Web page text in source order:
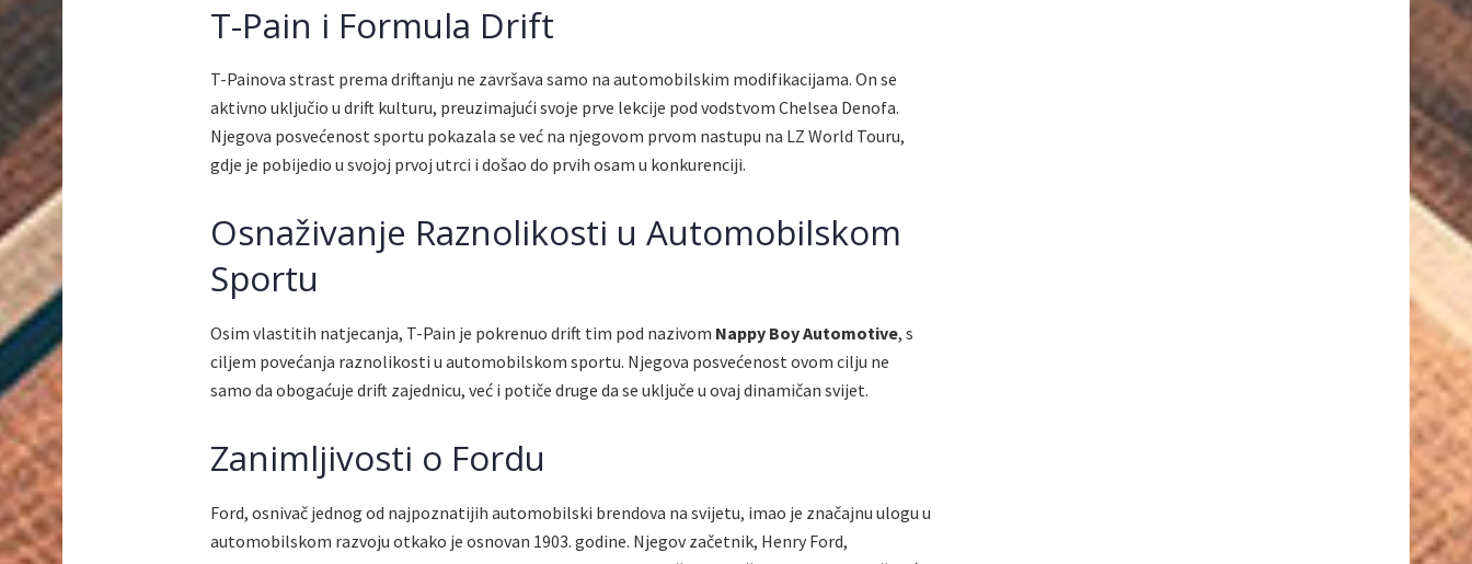
T-Pain i Formula Drift
T-Painova strast prema driftanju ne završava samo na automobilskim modifikacijama. On se
aktivno uključio u drift kulturu, preuzimajući svoje prve lekcije pod vodstvom Chelsea Denofa.
Njegova posvećenost sportu pokazala se već na njegovom prvom nastupu na LZ World Touru,
gdje je pobijedio u svojoj prvoj utrci i došao do prvih osam u konkurenciji.
Osnaživanje Raznolikosti u Automobilskom
Sportu
Osim vlastitih natjecanja, T-Pain je pokrenuo drift tim pod nazivom Nappy Boy Automotive, s
ciljem povećanja raznolikosti u automobilskom sportu. Njegova posvećenost ovom cilju ne
samo da obogaćuje drift zajednicu, već i potiče druge da se uključe u ovaj dinamičan svijet.
Zanimljivosti o Fordu
Ford, osnivač jednog od najpoznatijih automobilski brendova na svijetu, imao je značajnu ulogu u
automobilskom razvoju otkako je osnovan 1903. godine. Njegov začetnik, Henry Ford,